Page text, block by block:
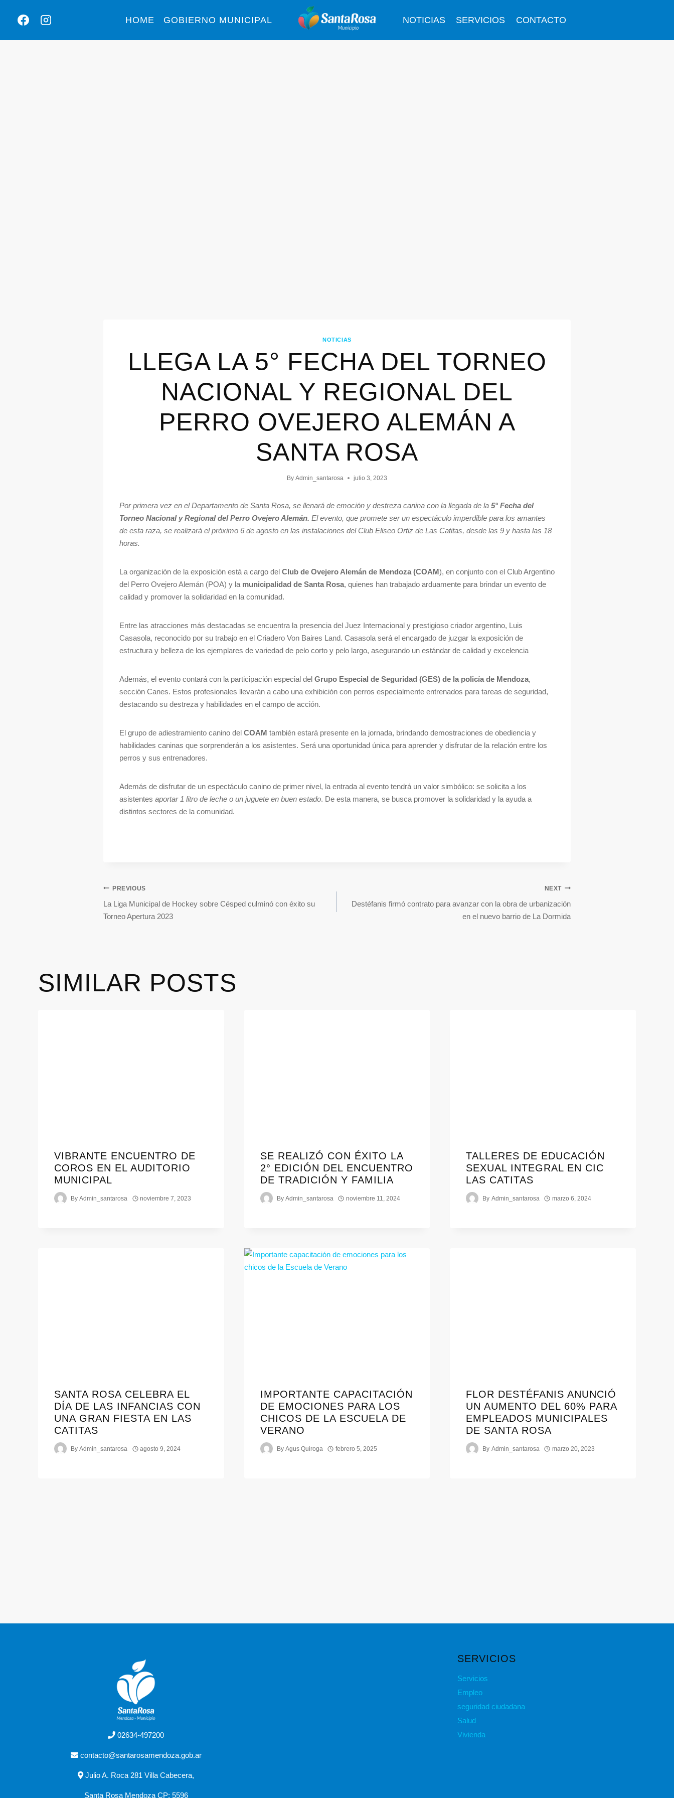
HOME GOBIERNO MUNICIPAL NOTICIAS SERVICIOS CONTACTO
NOTICIAS
LLEGA LA 5° FECHA DEL TORNEO
NACIONAL Y REGIONAL DEL
PERRO OVEJERO ALEMÁN A
SANTA ROSA
By Admin_santarosa julio 3, 2023
Por primera vez en el Departamento de Santa Rosa, se llenará de emoción y destreza canina con la llegada de la 5° Fecha del
Torneo Nacional y Regional del Perro Ovejero Alemán. El evento, que promete ser un espectáculo imperdible para los amantes
de esta raza, se realizará el próximo 6 de agosto en las instalaciones del Club Eliseo Ortiz de Las Catitas, desde las 9 y hasta las 18
horas.
La organización de la exposición está a cargo del Club de Ovejero Alemán de Mendoza (COAM), en conjunto con el Club Argentino
del Perro Ovejero Alemán (POA) y la municipalidad de Santa Rosa, quienes han trabajado arduamente para brindar un evento de
calidad y promover la solidaridad en la comunidad.
Entre las atracciones más destacadas se encuentra la presencia del Juez Internacional y prestigioso criador argentino, Luis
Casasola, reconocido por su trabajo en el Criadero Von Baires Land. Casasola será el encargado de juzgar la exposición de
estructura y belleza de los ejemplares de variedad de pelo corto y pelo largo, asegurando un estándar de calidad y excelencia
Además, el evento contará con la participación especial del Grupo Especial de Seguridad (GES) de la policía de Mendoza,
sección Canes. Estos profesionales llevarán a cabo una exhibición con perros especialmente entrenados para tareas de seguridad,
destacando su destreza y habilidades en el campo de acción.
El grupo de adiestramiento canino del COAM también estará presente en la jornada, brindando demostraciones de obediencia y
habilidades caninas que sorprenderán a los asistentes. Será una oportunidad única para aprender y disfrutar de la relación entre los
perros y sus entrenadores.
Además de disfrutar de un espectáculo canino de primer nivel, la entrada al evento tendrá un valor simbólico: se solicita a los
asistentes aportar 1 litro de leche o un juguete en buen estado. De esta manera, se busca promover la solidaridad y la ayuda a
distintos sectores de la comunidad.
PREVIOUS
La Liga Municipal de Hockey sobre Césped culminó con éxito su
Torneo Apertura 2023
NEXT
Destéfanis firmó contrato para avanzar con la obra de urbanización
en el nuevo barrio de La Dormida
SIMILAR POSTS
VIBRANTE ENCUENTRO DE
COROS EN EL AUDITORIO
MUNICIPAL
By Admin_santarosa noviembre 7, 2023
SE REALIZÓ CON ÉXITO LA
2° EDICIÓN DEL ENCUENTRO
DE TRADICIÓN Y FAMILIA
By Admin_santarosa noviembre 11, 2024
TALLERES DE EDUCACIÓN
SEXUAL INTEGRAL EN CIC
LAS CATITAS
By Admin_santarosa marzo 6, 2024
SANTA ROSA CELEBRA EL
DÍA DE LAS INFANCIAS CON
UNA GRAN FIESTA EN LAS
CATITAS
By Admin_santarosa agosto 9, 2024
IMPORTANTE CAPACITACIÓN
DE EMOCIONES PARA LOS
CHICOS DE LA ESCUELA DE
VERANO
By Agus Quiroga febrero 5, 2025
FLOR DESTÉFANIS ANUNCIÓ
UN AUMENTO DEL 60% PARA
EMPLEADOS MUNICIPALES
DE SANTA ROSA
By Admin_santarosa marzo 20, 2023
02634-497200
contacto@santarosamendoza.gob.ar
Julio A. Roca 281 Villa Cabecera,
Santa Rosa Mendoza CP: 5596
SERVICIOS
Servicios
Empleo
seguridad ciudadana
Salud
Vivienda